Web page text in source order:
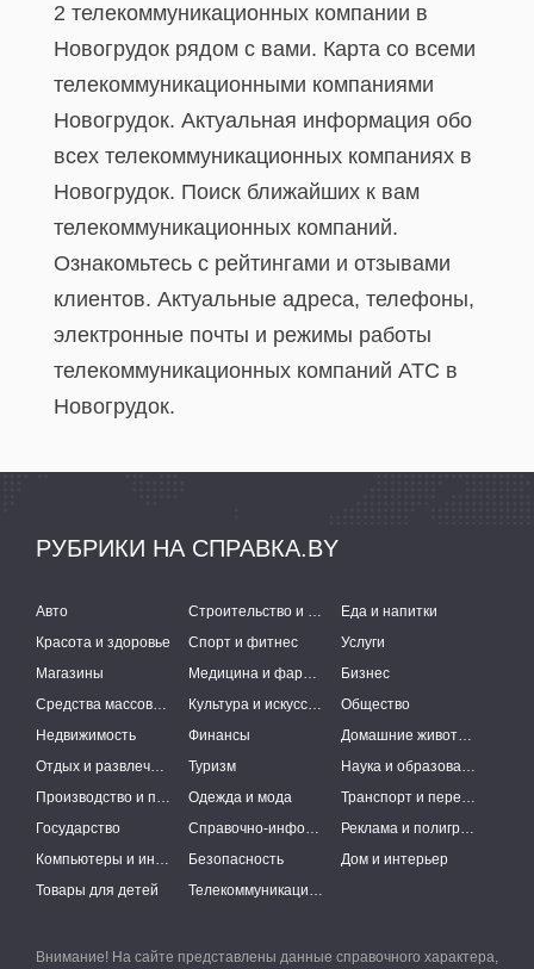
2 телекоммуникационных компании в
Новогрудок рядом с вами. Карта со всеми
телекоммуникационными компаниями
Новогрудок. Актуальная информация обо
всех телекоммуникационных компаниях в
Новогрудок. Поиск ближайших к вам
телекоммуникационных компаний.
Ознакомьтесь с рейтингами и отзывами
клиентов. Актуальные адреса, телефоны,
электронные почты и режимы работы
телекоммуникационных компаний АТС в
Новогрудок.
РУБРИКИ НА СПРАВКА.BY
Авто Строительство и ремонт
Еда и напитки
Красота и здоровье
Спорт и фитнес
Услуги
Магазины
Медицина и фармацевтика
Бизнес
Средства массовой информации
Культура и искусство
Общество
Недвижимость
Финансы
Домашние животные
Отдых и развлечения
Туризм
Наука и образование
Производство и поставки
Одежда и мода
Транспорт и перевозки
Государство
Справочно-информационные системы
Реклама и полиграфия
Компьютеры и интернет
Безопасность
Дом и интерьер
Товары для детей
Телекоммуникации и связь
Внимание! На сайте представлены данные справочного характера,